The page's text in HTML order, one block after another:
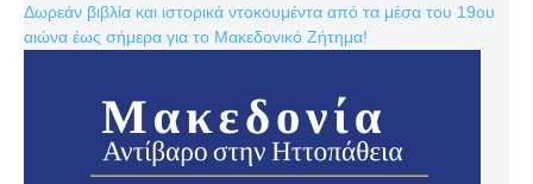
Δωρεάν βιβλία και ιστορικά ντοκουμέντα από τα μέσα του 19ου
αιώνα έως σήμερα για το Μακεδονικό Ζήτημα!